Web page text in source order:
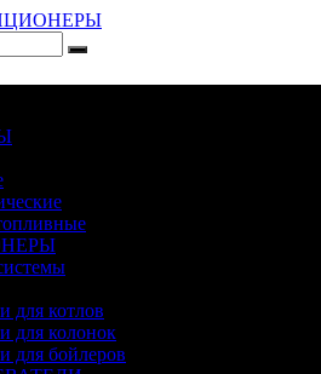
для котлов
для колонок
для бойлеров